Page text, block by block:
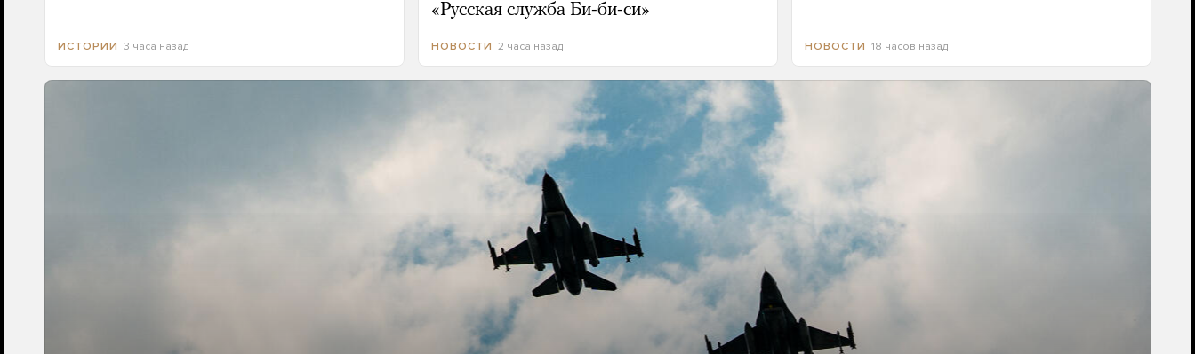
ИСТОРИИ 3 часа назад
«Русская служба Би-би-си»
НОВОСТИ 2 часа назад НОВОСТИ 18 часов назад